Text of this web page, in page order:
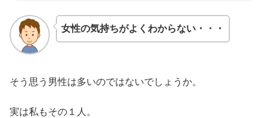
女性の気持ちがよくわからない・・・
そう思う男性は多いのではないでしょうか。
実は私もその１人。